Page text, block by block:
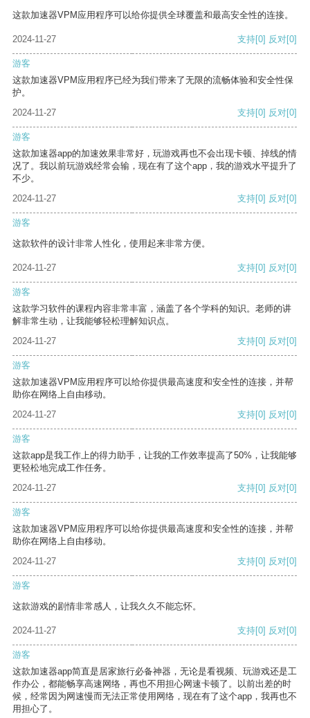
这款加速器VPM应用程序可以给你提供全球覆盖和最高安全性的连接。
2024-11-27 支持[0] 反对[0]
游客
这款加速器VPM应用程序已经为我们带来了无限的流畅体验和安全性保
护。
2024-11-27
支持[0] 反对[0]
游客
这款加速器app的加速效果非常好，玩游戏再也不会出现卡顿、掉线的情
况了。我以前玩游戏经常会输，现在有了这个app，我的游戏水平提升了
不少。
2024-11-27
支持[0] 反对[0]
游客
这款软件的设计非常人性化，使用起来非常方便。
2024-11-27 支持[0] 反对[0]
游客
这款学习软件的课程内容非常丰富，涵盖了各个学科的知识。老师的讲
解非常生动，让我能够轻松理解知识点。
2024-11-27
支持[0] 反对[0]
游客
这款加速器VPM应用程序可以给你提供最高速度和安全性的连接，并帮
助你在网络上自由移动。
2024-11-27
支持[0] 反对[0]
游客
这款app是我工作上的得力助手，让我的工作效率提高了50%，让我能够
更轻松地完成工作任务。
2024-11-27
支持[0] 反对[0]
游客
这款加速器VPM应用程序可以给你提供最高速度和安全性的连接，并帮
助你在网络上自由移动。
2024-11-27
支持[0] 反对[0]
游客
这款游戏的剧情非常感人，让我久久不能忘怀。
2024-11-27 支持[0] 反对[0]
游客
这款加速器app简直是居家旅行必备神器，无论是看视频、玩游戏还是工
作办公，都能畅享高速网络，再也不用担心网速卡顿了。以前出差的时
候，经常因为网速慢而无法正常使用网络，现在有了这个app，我再也不
用担心了。